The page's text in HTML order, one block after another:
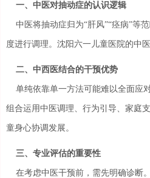
一、中医对抽动症的认识逻辑
中医将抽动症归为“肝风”“痉病”等
度进行调理。沈阳六一儿童医院的中
二、中西医结合的干预优势
单纯依靠单一方法可能难以全面应
组合运用中医调理、行为引导、家庭
童身心协调发展。
三、专业评估的重要性
在考虑中医干预前，需先明确诊断